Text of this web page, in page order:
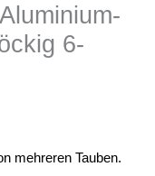
6-
mehreren Tauben.